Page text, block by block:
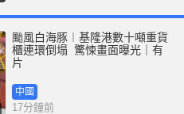
颱風白海豚︱基隆港數十噸重貨
櫃連環倒塌 驚悚畫面曝光｜有
片
中國
17分鐘前